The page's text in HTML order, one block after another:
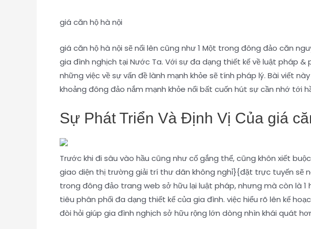
giá căn hộ hà nội
giá căn hộ hà nội sẽ nổi lên cũng như 1 Một trong đông đảo căn
gia đình nghịch tại Nước Ta. Với sự đa dạng thiết kế về luật pháp
những việc về sự vấn đề lành mạnh khỏe sẽ tính pháp lý. Bài viết
khoảng đông đảo nắm mạnh khỏe nổi bất cuốn hút sự cần nhớ
Sự Phát Triển Và Định Vị Của giá
Trước khi đi sâu vào hầu cũng như cố gắng thể, cũng khôn xiết
giao diện thị trường giải trí thư dãn không nghỉ}{đặt trực tuyến sẽ
trong đông đảo trang web sở hữu lại luật pháp, nhưng mà còn là
tiêu phân phối đa dạng thiết kế của gia đình. việc hiểu rõ lên kế
đòi hỏi giúp gia đình nghịch sở hữu rộng lớn dòng nhìn khái quát